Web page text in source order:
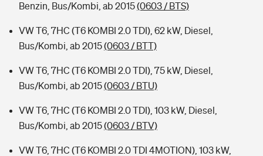
Benzin, Bus/Kombi, ab 2015(0603 / BTS)
VW T6, 7HC (T6 KOMBI 2.0 TDI), 62 kW, Diesel,
Bus/Kombi, ab 2015(0603 / BTT)
VW T6, 7HC (T6 KOMBI 2.0 TDI), 75 kW, Diesel,
Bus/Kombi, ab 2015(0603 / BTU)
VW T6, 7HC (T6 KOMBI 2.0 TDI), 103 kW, Diesel,
Bus/Kombi, ab 2015(0603 / BTV)
VW T6, 7HC (T6 KOMBI 2.0 TDI 4MOTION), 103 kW,